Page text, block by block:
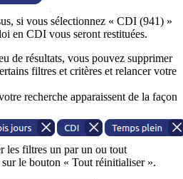
si vous sélectionnez « CDI (941) »
en CDI vous seront restituées.
de résultats, vous pouvez supprimer
filtres et critères et relancer votre
recherche apparaissent de la façon
les filtres un par un ou tout
le bouton « Tout réinitialiser ».